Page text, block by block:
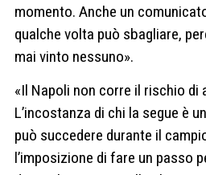
momento. Anche un
qualche volta può sbagliare,
mai vinto nessuno».
«Il Napoli non corre il rischio di
L’incostanza di chi la segue è
può succedere durante il
l’imposizione di fare un passo